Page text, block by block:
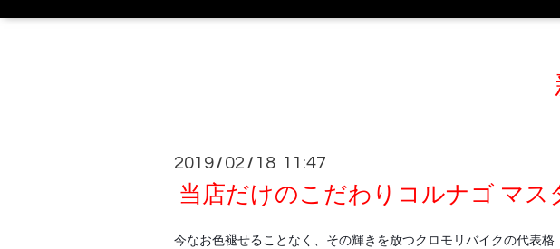
2019 / 02 / 18 11:47
当店だけのこだわりコルナゴ マス
今なお色褪せることなく、その輝きを放つクロモリバイクの代表格